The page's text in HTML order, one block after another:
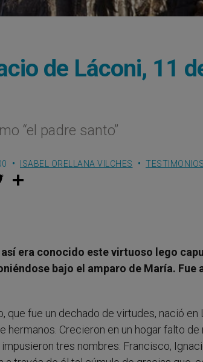
de Láconi, 11
“el padre santo”
ISABEL ORELLANA VILCHES TESTIMONIOS
w
así era conocido este virtuoso lego
bajo el amparo de María.
que fue un dechado de virtudes, nació
hermanos. Crecieron en un hogar falto
tres nombres: Francisco,